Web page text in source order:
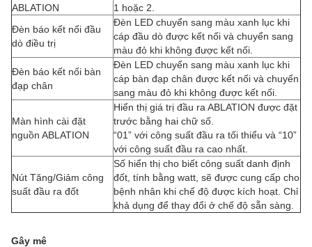
ABLATION
1 hoặc 2.
Đèn báo kết nối đầu
dò điều trị
Đèn LED chuyển sang màu xanh lục khi
cáp đầu dò được kết nối và chuyển sang
màu đỏ khi không được kết nối.
Đèn báo kết nối bàn
đạp chân
Đèn LED chuyển sang màu xanh lục khi
cáp bàn đạp chân được kết nối và chuyển
sang màu đỏ khi không được kết nối.
Màn hình cài đặt
nguồn ABLATION
Hiển thị giá trị đầu ra ABLATION được đặt
trước bằng hai chữ số.
“01” với công suất đầu ra tối thiểu và “10”
với công suất đầu ra cao nhất.
Nút Tăng/Giảm công
suất đầu ra đốt
Số hiển thị cho biết công suất danh định
đốt, tính bằng watt, sẽ được cung cấp cho
bệnh nhân khi chế độ được kích hoạt. Chỉ
khả dụng để thay đổi ở chế độ sẵn sàng.
Gây mê